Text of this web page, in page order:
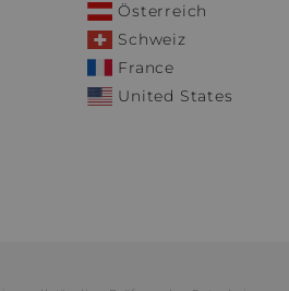
Österreich
Schweiz
France
United States